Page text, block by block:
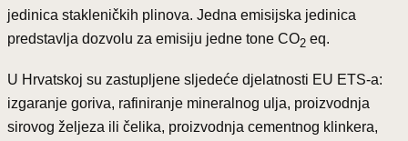
jedinica stakleničkih plinova. Jedna emisijska jedinica
predstavlja dozvolu za emisiju jedne tone CO2 eq.
U Hrvatskoj su zastupljene sljedeće djelatnosti EU ETS-a:
izgaranje goriva, rafiniranje mineralnog ulja, proizvodnja
sirovog željeza ili čelika, proizvodnja cementnog klinkera,